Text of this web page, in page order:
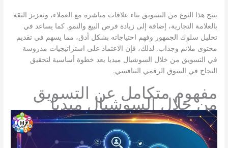
يتيح هذا النوع من التسويق بناء علاقات مباشرة مع العملاء، وتعزيز الثقة
بالعلامة التجارية، إضافة إلى زيادة فرص البيع والنمو. كما يساعد في
تحليل سلوك الجمهور وفهم احتياجاته بشكل أدق، مما يسهم في تقديم
محتوى ملائم وجذاب. لذلك، فإن الاعتماد على استراتيجيات مدروسة
في التسويق من خلال السوشيال ميديا يعد خطوة أساسية لتحقيق
النجاح في السوق الرقمي التنافسي.
مفهوم متكامل عن التسويق
من خلال السوشيال ميديا